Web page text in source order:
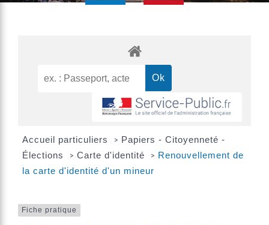
Accueil particuliers > Papiers - Citoyenneté -
Élections
> Carte d'identité > Renouvellement de
la carte d'identité d'un mineur
Fiche pratique